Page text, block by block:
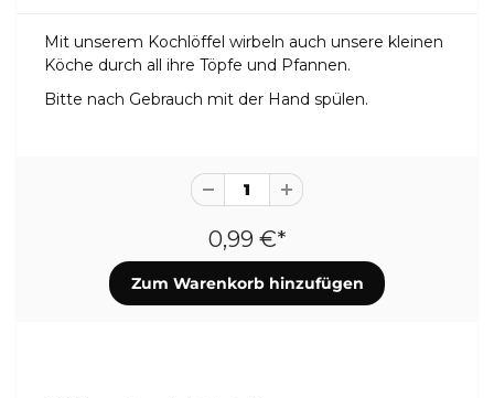
Mit unserem Kochlöffel wirbeln auch unsere kleinen
Köche durch all ihre Töpfe und Pfannen.
Bitte nach Gebrauch mit der Hand spülen.
0,99 €*